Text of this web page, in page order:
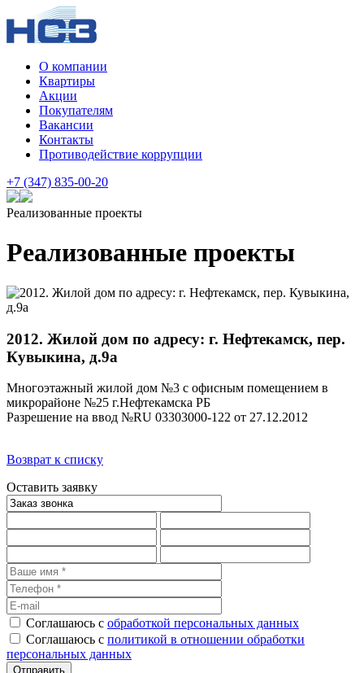
О компании
Квартиры
Акции
Покупателям
Вакансии
Контакты
Противодействие коррупции
+7 (347) 835-00-20
Реализованные проекты
Реализованные проекты
2012. Жилой дом по адресу: г. Нефтекамск, пер.
Кувыкина, д.9а
Многоэтажный жилой дом №3 с офисным помещением в
микрорайоне №25 г.Нефтекамска РБ
Разрешение на ввод №RU 03303000-122 от 27.12.2012
Возврат к списку
Оставить заявку
Соглашаюсь с обработкой персональных данных
Соглашаюсь с политикой в отношении обработки
персональных данных